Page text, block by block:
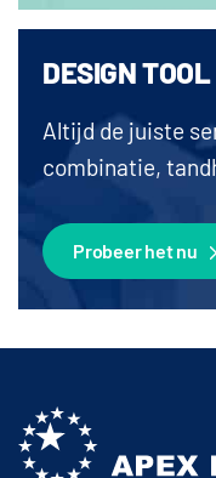
DESIGN TOOL
Altijd de juiste
combinatie,
Probeer het nu